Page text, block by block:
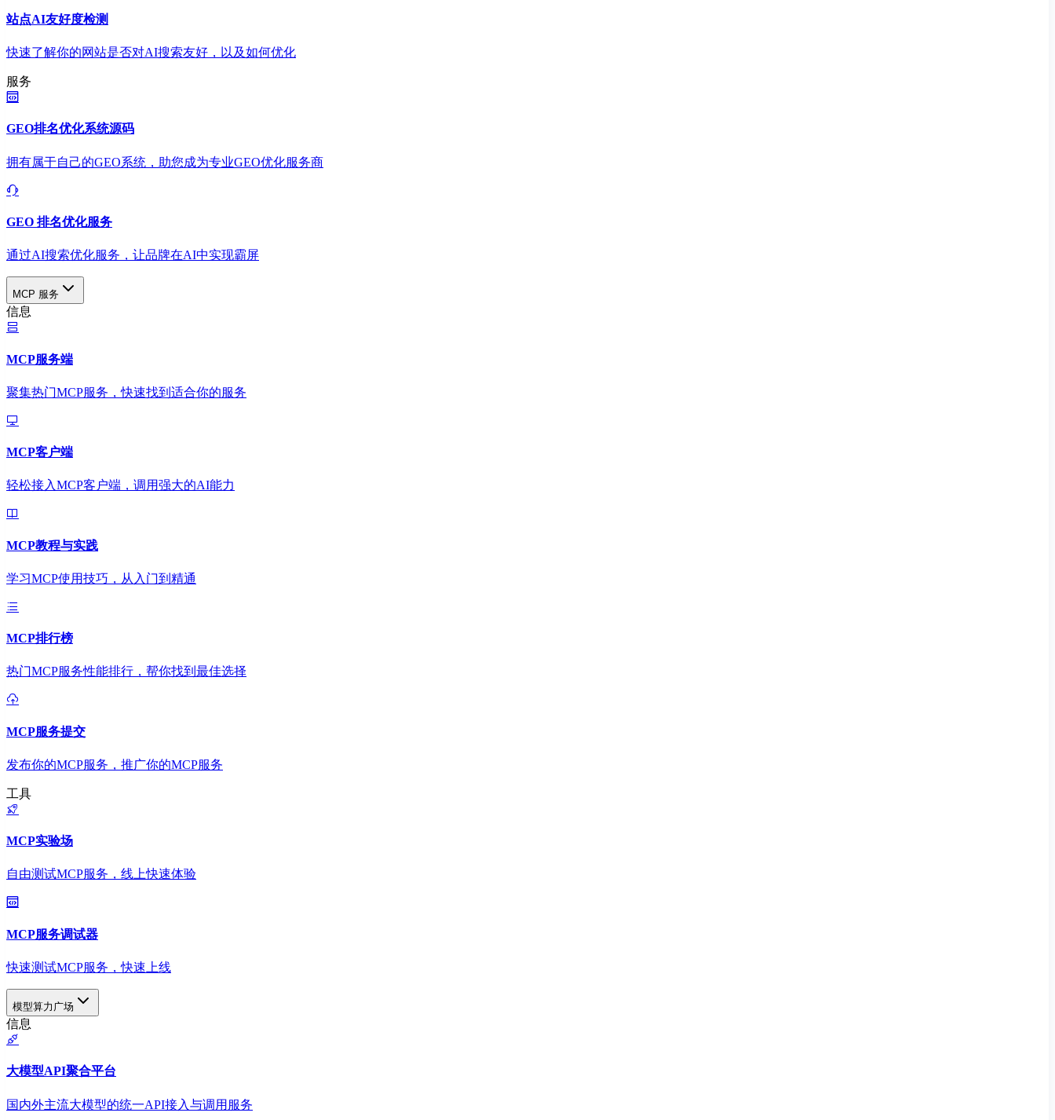
站点AI友好度检测
快速了解你的网站是否对AI搜索友好，以及如何优化
服务
GEO排名优化系统源码
拥有属于自己的GEO系统，助您成为专业GEO优化服务商
GEO 排名优化服务
通过AI搜索优化服务，让品牌在AI中实现霸屏
MCP 服务
信息
MCP服务端
聚集热门MCP服务，快速找到适合你的服务
MCP客户端
轻松接入MCP客户端，调用强大的AI能力
MCP教程与实践
学习MCP使用技巧，从入门到精通
MCP排行榜
热门MCP服务性能排行，帮你找到最佳选择
MCP服务提交
发布你的MCP服务，推广你的MCP服务
工具
MCP实验场
自由测试MCP服务，线上快速体验
MCP服务调试器
快速测试MCP服务，快速上线
模型算力广场
信息
大模型API聚合平台
国内外主流大模型的统一API接入与调用服务